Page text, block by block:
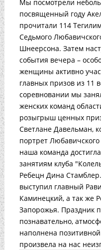
Мы посмотрели
посвященный году
прочитали 114
Седьмого
Шнеерсона. Затем
события вечера –
женщины активно
главных призов из 11
соревновании мы
женских команд
розыгрыш ценных
Светлане Давельман,
портрет Любавичского
наша команда
занятиям клуба
Ребецн Дина
выступил главный
Каминецкий, а так же
Запорожья. Праздник
познавательно,
наполнена
произвела на нас